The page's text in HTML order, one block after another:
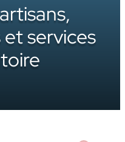
services